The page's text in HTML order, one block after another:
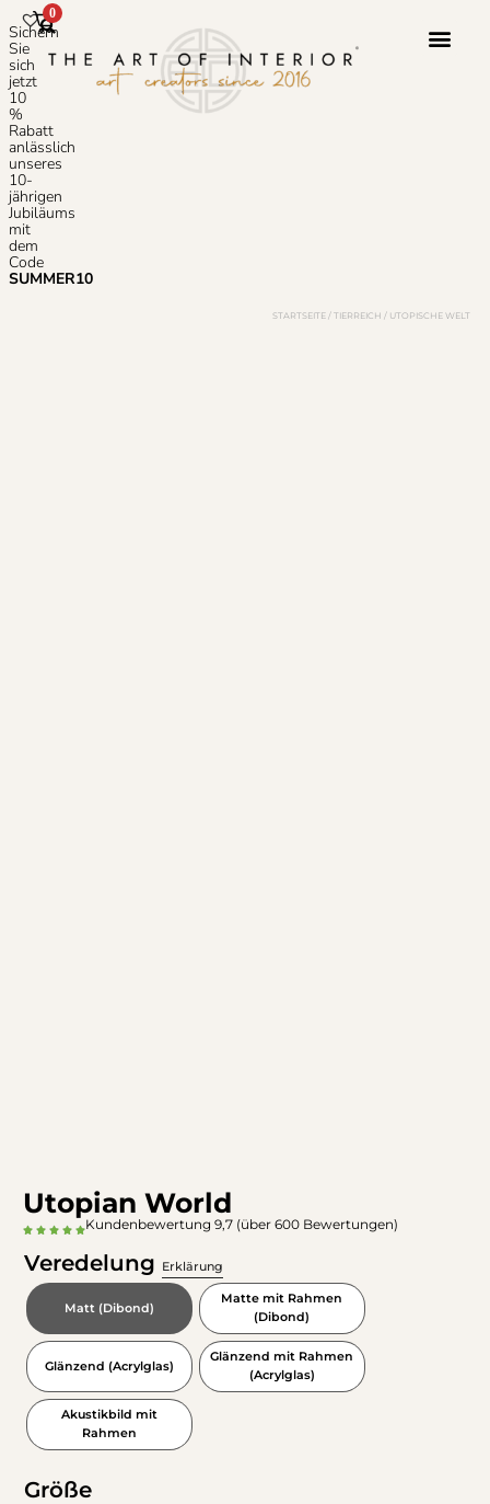
Sichern
Sie
sich
jetzt
10
%
Rabatt
anlässlich
unseres
10-
jährigen
Jubiläums
mit
dem
Code
SUMMER10
0
STARTSEITE / TIERREICH / UTOPISCHE WELT
Utopian World
Kundenbewertung 9,7 (über 600 Bewertungen)
Veredelung Erklärung
Matt (Dibond)
Matte mit Rahmen
(Dibond)
Glänzend (Acrylglas)
Glänzend mit Rahmen
(Acrylglas)
Akustikbild mit
Rahmen
Größe